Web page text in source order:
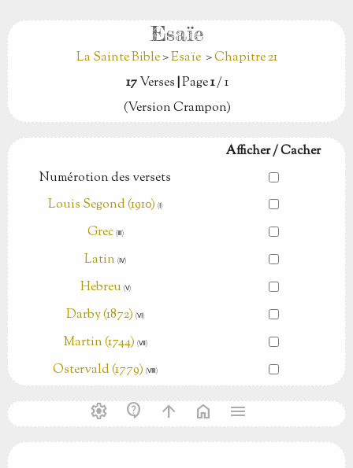
Esaïe
La Sainte Bible>Esaïe >Chapitre 21
17Verses|Page1/ 1
(Version Crampon)
Afficher / Cacher
Numérotion des versets
Louis Segond (1910) (Ⅰ)
Grec (Ⅲ)
Latin (Ⅳ)
Hebreu (Ⅴ)
Darby (1872) (Ⅵ)
Martin (1744) (Ⅶ)
Ostervald (1779) (Ⅷ)
settings contact_support arrow_upward home menu